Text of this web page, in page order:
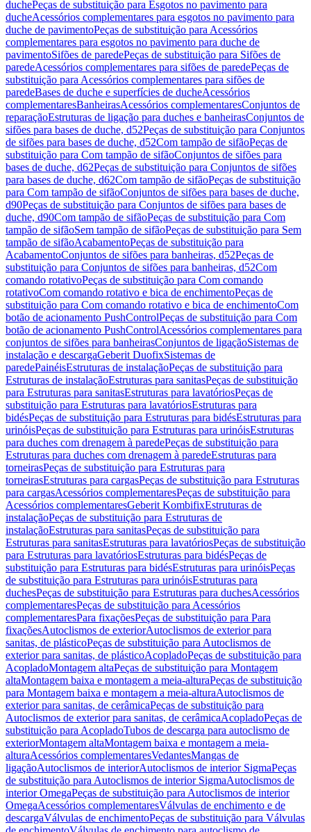
duchePeças de substituição para Esgotos no pavimento para
ducheAcessórios complementares para esgotos no pavimento para
duche de pavimentoPeças de substituição para Acessórios
complementares para esgotos no pavimento para duche de
pavimentoSifões de paredePeças de substituição para Sifões de
paredeAcessórios complementares para sifões de paredePeças de
substituição para Acessórios complementares para sifões de
paredeBases de duche e superfícies de ducheAcessórios
complementaresBanheirasAcessórios complementaresConjuntos de
reparaçãoEstruturas de ligação para duches e banheirasConjuntos de
sifões para bases de duche, d52Peças de substituição para Conjuntos
de sifões para bases de duche, d52Com tampão de sifãoPeças de
substituição para Com tampão de sifãoConjuntos de sifões para
bases de duche, d62Peças de substituição para Conjuntos de sifões
para bases de duche, d62Com tampão de sifãoPeças de substituição
para Com tampão de sifãoConjuntos de sifões para bases de duche,
d90Peças de substituição para Conjuntos de sifões para bases de
duche, d90Com tampão de sifãoPeças de substituição para Com
tampão de sifãoSem tampão de sifãoPeças de substituição para Sem
tampão de sifãoAcabamentoPeças de substituição para
AcabamentoConjuntos de sifões para banheiras, d52Peças de
substituição para Conjuntos de sifões para banheiras, d52Com
comando rotativoPeças de substituição para Com comando
rotativoCom comando rotativo e bica de enchimentoPeças de
substituição para Com comando rotativo e bica de enchimentoCom
botão de acionamento PushControlPeças de substituição para Com
botão de acionamento PushControlAcessórios complementares para
conjuntos de sifões para banheirasConjuntos de ligaçãoSistemas de
instalação e descargaGeberit DuofixSistemas de
paredePainéisEstruturas de instalaçãoPeças de substituição para
Estruturas de instalaçãoEstruturas para sanitasPeças de substituição
para Estruturas para sanitasEstruturas para lavatóriosPeças de
substituição para Estruturas para lavatóriosEstruturas para
bidésPeças de substituição para Estruturas para bidésEstruturas para
urinóisPeças de substituição para Estruturas para urinóisEstruturas
para duches com drenagem à paredePeças de substituição para
Estruturas para duches com drenagem à paredeEstruturas para
torneirasPeças de substituição para Estruturas para
torneirasEstruturas para cargasPeças de substituição para Estruturas
para cargasAcessórios complementaresPeças de substituição para
Acessórios complementaresGeberit KombifixEstruturas de
instalaçãoPeças de substituição para Estruturas de
instalaçãoEstruturas para sanitasPeças de substituição para
Estruturas para sanitasEstruturas para lavatóriosPeças de substituição
para Estruturas para lavatóriosEstruturas para bidésPeças de
substituição para Estruturas para bidésEstruturas para urinóisPeças
de substituição para Estruturas para urinóisEstruturas para
duchesPeças de substituição para Estruturas para duchesAcessórios
complementaresPeças de substituição para Acessórios
complementaresPara fixaçõesPeças de substituição para Para
fixaçõesAutoclismos de exteriorAutoclismos de exterior para
sanitas, de plásticoPeças de substituição para Autoclismos de
exterior para sanitas, de plásticoAcopladoPeças de substituição para
AcopladoMontagem altaPeças de substituição para Montagem
altaMontagem baixa e montagem a meia-alturaPeças de substituição
para Montagem baixa e montagem a meia-alturaAutoclismos de
exterior para sanitas, de cerâmicaPeças de substituição para
Autoclismos de exterior para sanitas, de cerâmicaAcopladoPeças de
substituição para AcopladoTubos de descarga para autoclismo de
exteriorMontagem altaMontagem baixa e montagem a meia-
alturaAcessórios complementaresVedantesMangas de
ligaçãoAutoclismos de interiorAutoclismos de interior SigmaPeças
de substituição para Autoclismos de interior SigmaAutoclismos de
interior OmegaPeças de substituição para Autoclismos de interior
OmegaAcessórios complementaresVálvulas de enchimento e de
descargaVálvulas de enchimentoPeças de substituição para Válvulas